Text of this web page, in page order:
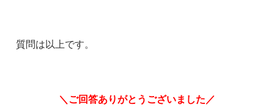
質問は以上です。
＼ご回答ありがとうございました／